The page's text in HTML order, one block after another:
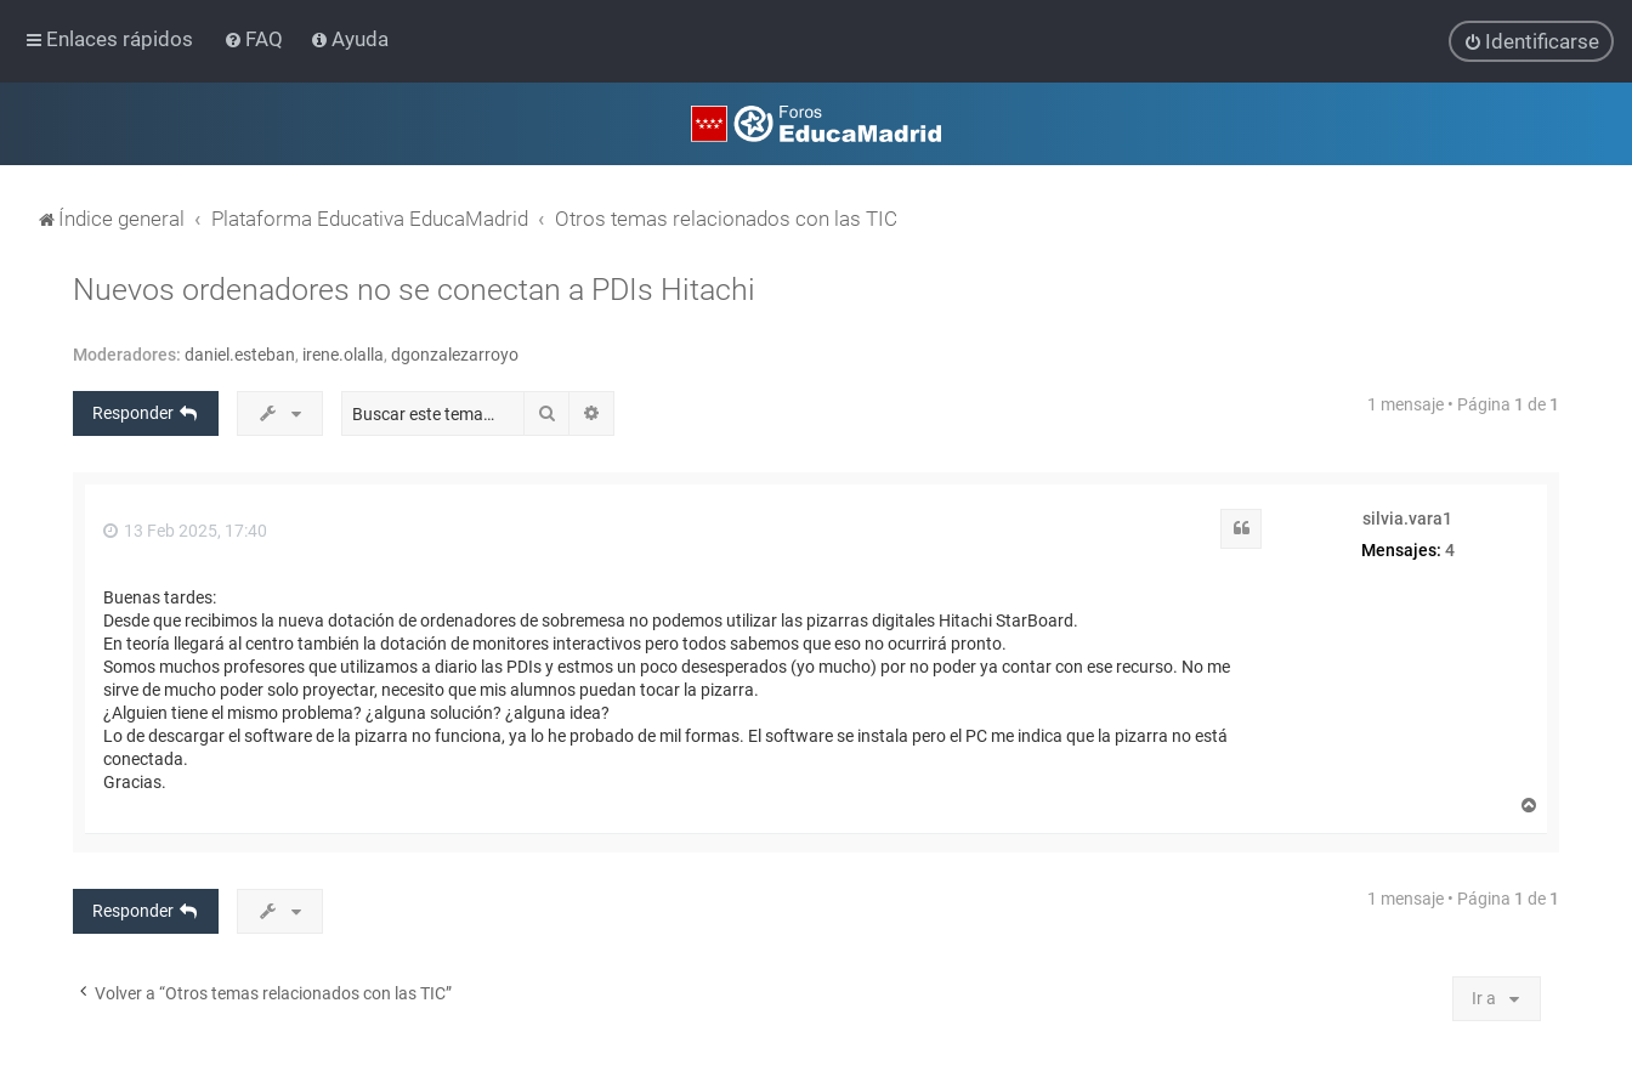
Enlaces rápidos FAQ Ayuda Identificarse
Índice general Plataforma Educativa EducaMadrid Otros temas relacionados con las TIC
Nuevos ordenadores no se conectan a PDIs Hitachi
Moderadores: daniel.esteban, irene.olalla, dgonzalezarroyo
Responder Buscar 1 mensaje • Página 1 de 1
silvia.vara1
Mensajes: 4
13 Feb 2025, 17:40
Buenas tardes:
Desde que recibimos la nueva dotación de ordenadores de sobremesa no podemos utilizar las pizarras digitales Hitachi StarBoard.
En teoría llegará al centro también la dotación de monitores interactivos pero todos sabemos que eso no ocurrirá pronto.
Somos muchos profesores que utilizamos a diario las PDIs y estmos un poco desesperados (yo mucho) por no poder ya contar con ese recurso. No me
sirve de mucho poder solo proyectar, necesito que mis alumnos puedan tocar la pizarra.
¿Alguien tiene el mismo problema? ¿alguna solución? ¿alguna idea?
Lo de descargar el software de la pizarra no funciona, ya lo he probado de mil formas. El software se instala pero el PC me indica que la pizarra no está
conectada.
Gracias.
a
Responder
1 mensaje • Página 1 de 1
Volver a “Otros temas relacionados con las TIC” Ir a